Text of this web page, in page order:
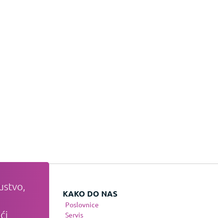
KAKO DO NAS
Poslovnice
Servis